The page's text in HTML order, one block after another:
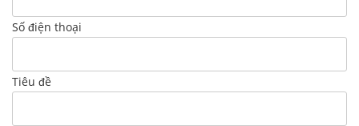
Số điện thoại
Tiêu đề